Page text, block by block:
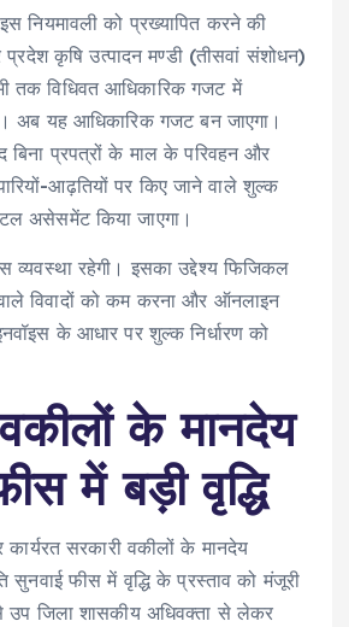
नियमावली को प्रख्यापित करने की
प्रदेश कृषि उत्पादन मण्डी (तीसवां संशोधन)
तक विधिवत आधिकारिक गजट में
अब यह आधिकारिक गजट बन जाएगा।
प्रपत्रों के माल के परिवहन और
आढ़तियों पर किए जाने वाले शुल्क
असेसमेंट किया जाएगा।
व्यवस्था रहेगी। इसका उद्देश्य फिजिकल
विवादों को कम करना और ऑनलाइन
के आधार पर शुल्क निर्धारण को
के मानदेय
में बड़ी वृद्धि
सरकारी वकीलों के मानदेय
सुनवाई फीस में वृद्धि के प्रस्ताव को मंजूरी
उप जिला शासकीय अधिवक्ता से लेकर